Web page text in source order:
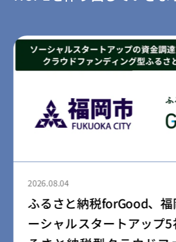
2026.08.04
ふるさと納税forGood
会起業家加速化支援